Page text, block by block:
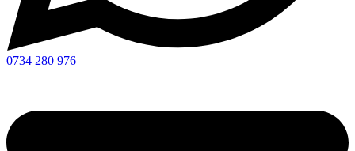
0734 280 976